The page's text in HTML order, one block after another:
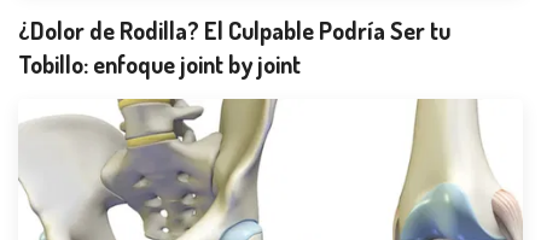
¿Dolor de Rodilla? El Culpable Podría Ser tu
Tobillo: enfoque joint by joint